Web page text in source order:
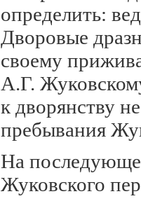
определить:
Дворовые
своему
А.Г.
к дворянству
пребывания
На
Жуковского